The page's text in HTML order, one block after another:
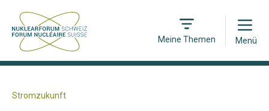
Meine Themen
Open
Menü
Stromzukunft